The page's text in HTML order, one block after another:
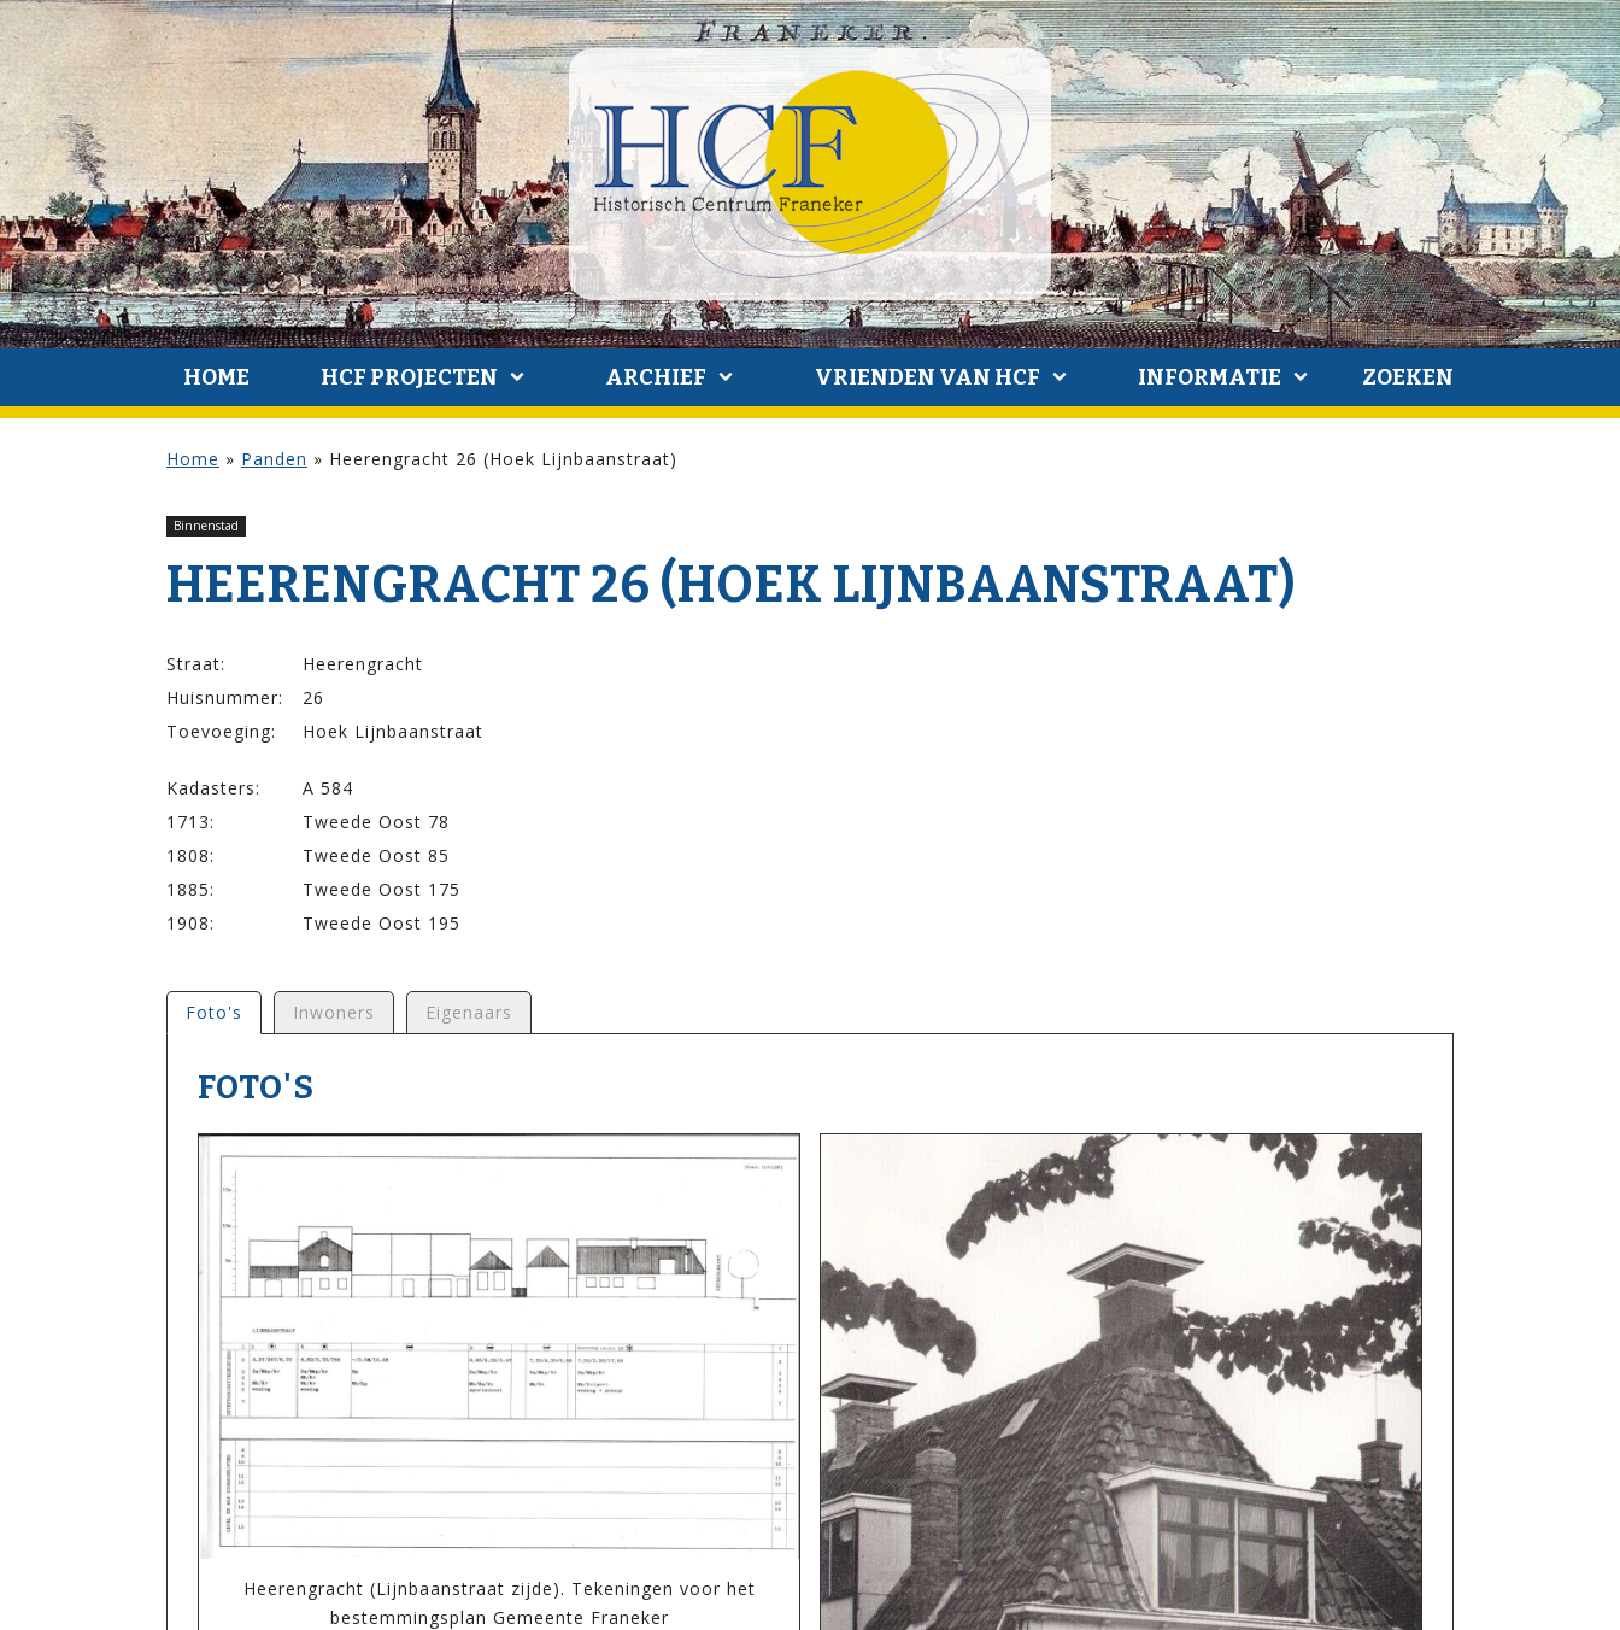
HOME HCF PROJECTEN ARCHIEF VRIENDEN VAN HCF INFORMATIE ZOEKEN
Home » Panden » Heerengracht 26 (Hoek Lijnbaanstraat)
Binnenstad
HEERENGRACHT 26 (HOEK LIJNBAAN­STRAAT)
Straat:
Heerengracht
Huisnummer:
26
Toevoeging:
Hoek Lijnbaanstraat
Kadasters:
A 584
1713:
Tweede Oost 78
1808:
Tweede Oost 85
1885:
Tweede Oost 175
1908:
Tweede Oost 195
Foto's Inwoners Eigenaars
FOTO'S
Heerengracht (Lijnbaanstraat zijde). Tekeningen voor het
bestemmingsplan Gemeente Franeker